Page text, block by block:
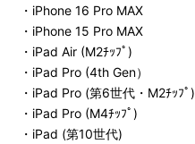
・iPhone 16 Pro MAX
・iPhone 15 Pro MAX
・iPad Air (M2ﾁｯﾌﾟ)
・iPad Pro (4th Gen）
・iPad Pro (第6世代・M2ﾁｯﾌﾟ)
・iPad Pro (M4ﾁｯﾌﾟ)
・iPad (第10世代)